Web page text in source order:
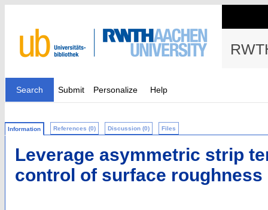
Search Submit Personalize Help
Information References (0) Discussion (0) Files
Leverage asymmetric strip
control of surface